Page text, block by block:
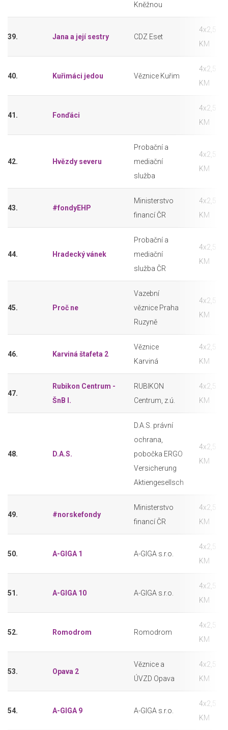
Kněžnou
39. Jana a její sestry CDZ Eset
4x2,5
KM
40. Kuřimáci jedou Věznice Kuřim
4x2,5
KM
41. Fonďáci
4x2,5
KM
42. Hvězdy severu
Probační a
mediační
služba
4x2,5
KM
43. #fondyEHP
Ministerstvo
financí ČR
4x2,5
KM
44. Hradecký vánek
Probační a
mediační
služba ČR
4x2,5
KM
45. Proč ne
Vazební
věznice Praha
Ruzyně
4x2,5
KM
46. Karviná štafeta 2
Věznice
Karviná
4x2,5
KM
47.
Rubikon Centrum -
ŠnB I.
RUBIKON
Centrum, z.ú.
4x2,5
KM
48. D.A.S.
D.A.S. právní
ochrana,
pobočka ERGO
Versicherung
Aktiengesellsch
4x2,5
KM
49. #norskefondy
Ministerstvo
financí ČR
4x2,5
KM
50. A-GIGA 1 A-GIGA s.r.o.
4x2,5
KM
51. A-GIGA 10 A-GIGA s.r.o.
4x2,5
KM
52. Romodrom Romodrom
4x2,5
KM
53. Opava 2
Věznice a
ÚVZD Opava
4x2,5
KM
54. A-GIGA 9 A-GIGA s.r.o.
4x2,5
KM